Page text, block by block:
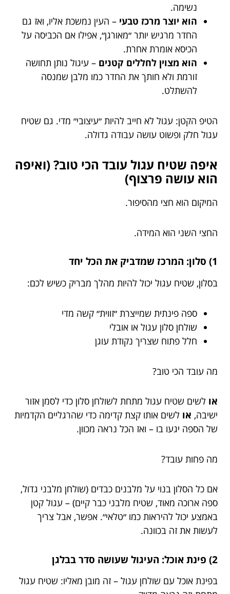
נשימה.
הוא יוצר מרכז טבעי – העין נמשכת אליו, ואז גם
החדר מרגיש יותר ״מאורגן״, אפילו אם הכביסה על
הכיסא אומרת אחרת.
הוא מצוין לחללים קטנים – עיגול נותן תחושה
זורמת ולא חותך את החדר כמו מלבן שמנסה
להשתלט.
הטיפ הקטן: עגול לא חייב להיות ״עיצובי״ מדי. גם שטיח
עגול חלק ופשוט עושה עבודה גדולה.
איפה שטיח עגול עובד הכי טוב? (ואיפה
הוא עושה פרצוף)
המיקום הוא חצי מהסיפור.
החצי השני הוא המידה.
1) סלון: המרכז שמדביק את הכל יחד
בסלון, שטיח עגול יכול להיות מהלך מבריק כשיש לכם:
ספה פינתית שמייצרת ״זווית״ קשה מדי
שולחן סלון עגול או אובלי
חלל פתוח שצריך נקודת עוגן
מה עובד הכי טוב?
או לשים שטיח עגול מתחת לשולחן סלון כדי לסמן אזור
ישיבה, או לשים אותו קצת קדימה כדי שהרגליים הקדמיות
של הספה יגעו בו – ואז הכל נראה מכוון.
מה פחות עובד?
אם כל הסלון בנוי על מלבנים כבדים (שולחן מלבני גדול,
ספה ארוכה מאוד, שטיח מלבני כבר קיים) – עגול קטן
באמצע יכול להיראות כמו ״טלאי״. אפשר, אבל צריך
לעשות את זה בכוונה.
2) פינת אוכל: העיגול שעושה סדר בבלגן
בפינת אוכל עם שולחן עגול – זה מובן מאליו: שטיח עגול